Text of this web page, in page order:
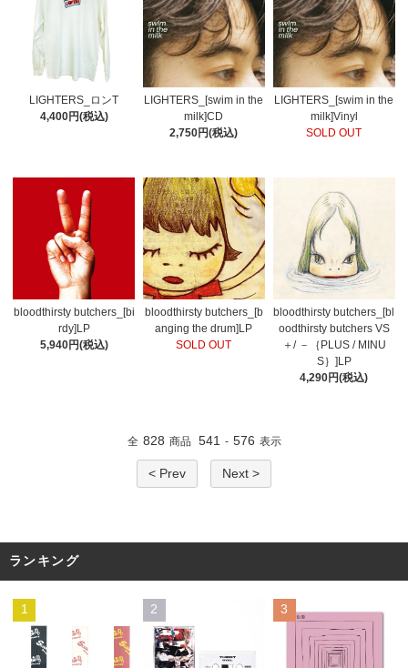
LIGHTERS_ロンT
4,400円(税込)
LIGHTERS_[swim in the
milk]CD
2,750円(税込)
LIGHTERS_[swim in the
milk]Vinyl
SOLD OUT
bloodthirsty butchers_[bi
rdy]LP
5,940円(税込)
bloodthirsty butchers_[b
anging the drum]LP
SOLD OUT
bloodthirsty butchers_[bl
oodthirsty butchers VS
＋/ －｛PLUS / MINU
S｝]LP
4,290円(税込)
全 828 商品 541 - 576 表示
< Prev Next >
ランキング
1 2 3